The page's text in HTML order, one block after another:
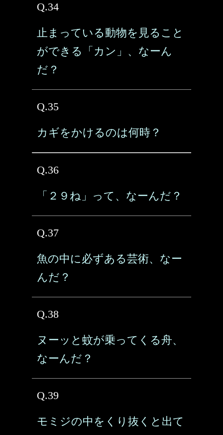
Q.34
止まっている動物を見ること
ができる「カン」、なーん
だ？
Q.35
カギをかけるのは何時？
Q.36
「２９ね」って、なーんだ？
Q.37
魚の中に必ずある芸術、なー
んだ？
Q.38
ヌーッと蚊が乗ってくる舟、
なーんだ？
Q.39
モミジの中をくり抜くと出て